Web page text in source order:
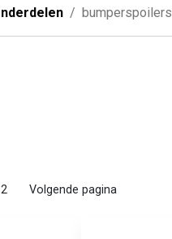
bumperspoilers
2 Volgende pagina